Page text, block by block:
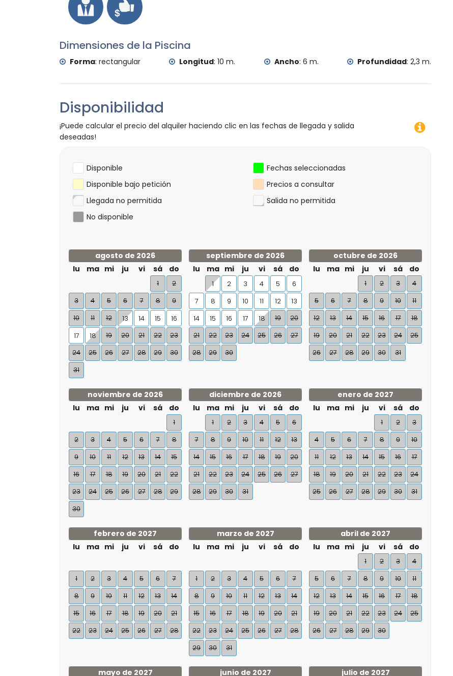
Dimensiones de la Piscina
Forma: rectangular Longitud:10 m. Ancho: 6 m. Profundidad: 2,3 m.
Disponibilidad
¡Puede calcular el precio del alquiler haciendo clic en las fechas de llegada y salida
deseadas!
Disponible
Fechas seleccionadas
Disponible bajo petición
Precios a consultar
Llegada no permitida
Salida no permitida
No disponible
agosto de 2026
lu
ma mi ju vi sá do
1
2
3
4 5 6 7 8
9
10
11 12 13 14 15
16
17
18 19 20 21 22
23
24
25 26 27 28 29
30
31
septiembre de 2026
lu
ma mi ju vi sá do
1 2 3 4 5
6
7
8 9 10 11 12
13
14
15 16 17 18 19
20
21
22 23 24 25 26
27
28
29 30
octubre de 2026
lu
ma mi ju vi sá do
1 2 3
4
5
6 7 8 9 10
11
12
13 14 15 16 17
18
19
20 21 22 23 24
25
26
27 28 29 30 31
noviembre de 2026
lu
ma mi ju vi sá do
1
2
3 4 5 6 7
8
9
10 11 12 13 14
15
16
17 18 19 20 21
22
23
24 25 26 27 28
29
30
diciembre de 2026
lu
ma mi ju vi sá do
1 2 3 4 5
6
7
8 9 10 11 12
13
14
15 16 17 18 19
20
21
22 23 24 25 26
27
28
29 30 31
enero de 2027
lu
ma mi ju vi sá do
1 2
3
4
5 6 7 8 9
10
11
12 13 14 15 16
17
18
19 20 21 22 23
24
25
26 27 28 29 30 31
febrero de 2027
lu
ma mi ju vi sá do
1 2 3 4 5 6
7
8
9 10 11 12 13
14
15
16 17 18 19 20
21
22
23 24 25 26 27 28
marzo de 2027
lu
ma mi ju vi sá do
1 2 3 4 5 6
7
8
9 10 11 12 13
14
15
16 17 18 19 20
21
22
23 24 25 26 27
28
29
30 31
abril de 2027
lu
ma mi ju vi sá do
1 2 3
4
5
6 7 8 9 10
11
12
13 14 15 16 17
18
19
20 21 22 23 24
25
26
27 28 29 30
mayo de 2027 junio de 2027 julio de 2027